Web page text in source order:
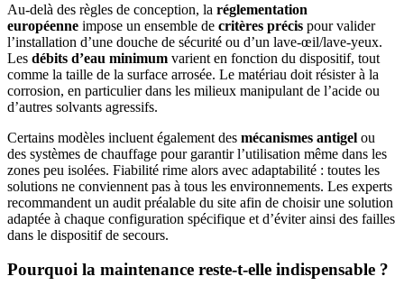
Au-delà des règles de conception, la réglementation
européenne impose un ensemble de critères précis pour valider
l’installation d’une douche de sécurité ou d’un lave-œil/lave-yeux.
Les débits d’eau minimum varient en fonction du dispositif, tout
comme la taille de la surface arrosée. Le matériau doit résister à la
corrosion, en particulier dans les milieux manipulant de l’acide ou
d’autres solvants agressifs.
Certains modèles incluent également des mécanismes antigel ou
des systèmes de chauffage pour garantir l’utilisation même dans les
zones peu isolées. Fiabilité rime alors avec adaptabilité : toutes les
solutions ne conviennent pas à tous les environnements. Les experts
recommandent un audit préalable du site afin de choisir une solution
adaptée à chaque configuration spécifique et d’éviter ainsi des failles
dans le dispositif de secours.
Pourquoi la maintenance reste-t-elle indispensable ?